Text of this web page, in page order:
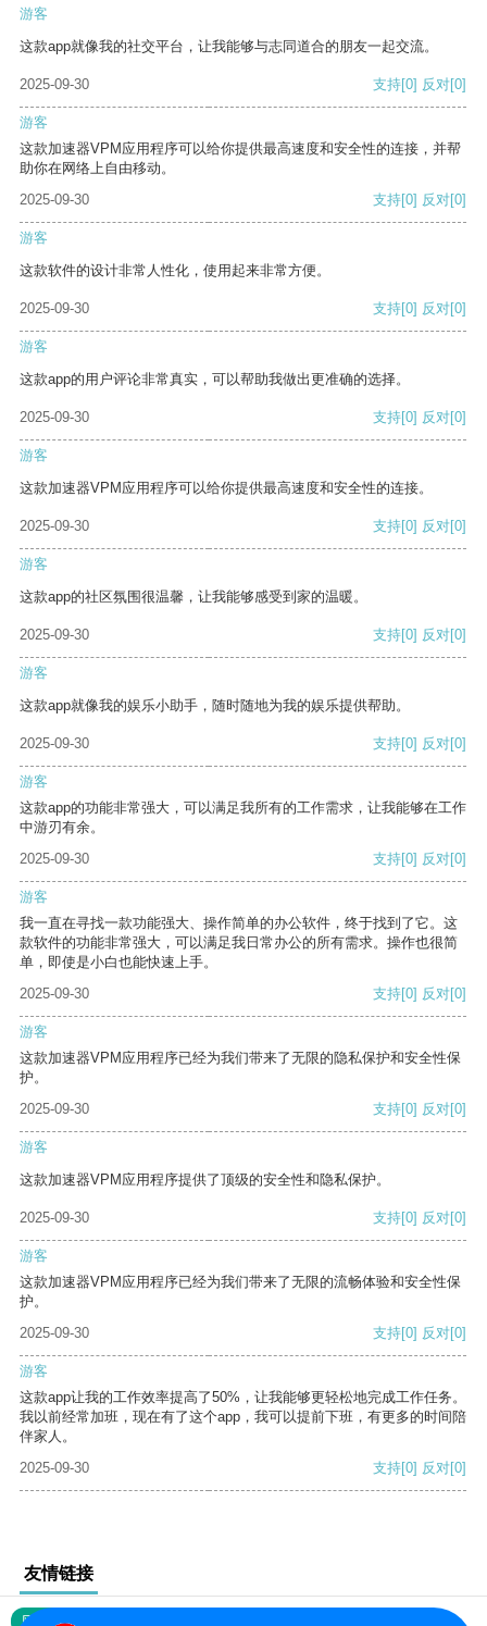
游客
这款app就像我的社交平台，让我能够与志同道合的朋友一起交流。
2025-09-30 支持[0] 反对[0]
游客
这款加速器VPM应用程序可以给你提供最高速度和安全性的连接，并帮
助你在网络上自由移动。
2025-09-30
支持[0] 反对[0]
游客
这款软件的设计非常人性化，使用起来非常方便。
2025-09-30 支持[0] 反对[0]
游客
这款app的用户评论非常真实，可以帮助我做出更准确的选择。
2025-09-30 支持[0] 反对[0]
游客
这款加速器VPM应用程序可以给你提供最高速度和安全性的连接。
2025-09-30 支持[0] 反对[0]
游客
这款app的社区氛围很温馨，让我能够感受到家的温暖。
2025-09-30 支持[0] 反对[0]
游客
这款app就像我的娱乐小助手，随时随地为我的娱乐提供帮助。
2025-09-30 支持[0] 反对[0]
游客
这款app的功能非常强大，可以满足我所有的工作需求，让我能够在工作
中游刃有余。
2025-09-30
支持[0] 反对[0]
游客
我一直在寻找一款功能强大、操作简单的办公软件，终于找到了它。这
款软件的功能非常强大，可以满足我日常办公的所有需求。操作也很简
单，即使是小白也能快速上手。
2025-09-30
支持[0] 反对[0]
游客
这款加速器VPM应用程序已经为我们带来了无限的隐私保护和安全性保
护。
2025-09-30
支持[0] 反对[0]
游客
这款加速器VPM应用程序提供了顶级的安全性和隐私保护。
2025-09-30 支持[0] 反对[0]
游客
这款加速器VPM应用程序已经为我们带来了无限的流畅体验和安全性保
护。
2025-09-30
支持[0] 反对[0]
游客
这款app让我的工作效率提高了50%，让我能够更轻松地完成工作任务。
我以前经常加班，现在有了这个app，我可以提前下班，有更多的时间陪
伴家人。
2025-09-30
支持[0] 反对[0]
友情链接
网站地图